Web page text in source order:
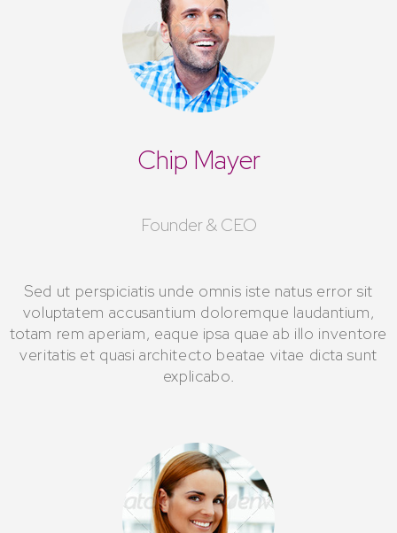
Chip Mayer
Founder & CEO
Sed ut perspiciatis unde omnis iste natus error sit
voluptatem accusantium doloremque laudantium,
totam rem aperiam, eaque ipsa quae ab illo inventore
veritatis et quasi architecto beatae vitae dicta sunt
explicabo.